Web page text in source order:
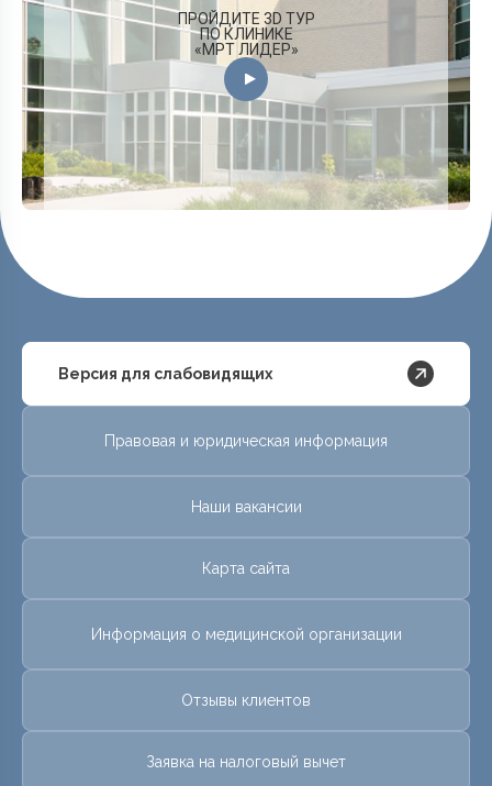
ПРОЙДИТЕ 3D ТУР
ПО КЛИНИКЕ
«МРТ ЛИДЕР»
Версия для слабовидящих
Правовая и юридическая информация
Наши вакансии
Карта сайта
Информация о медицинской организации
Отзывы клиентов
Заявка на налоговый вычет